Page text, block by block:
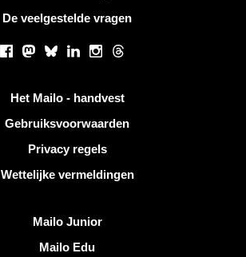
De veelgestelde vragen
Facebook
Mastodon
BlueskyLinkedInInstagram
Threads
Het Mailo - handvest
Gebruiksvoorwaarden
Privacy regels
Wettelijke vermeldingen
Mailo Junior
Mailo Edu